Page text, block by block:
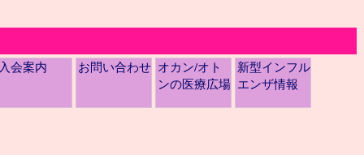
会案内 お問い合わせ オカン/オト
ンの医療広場
新型インフル
エンザ情報